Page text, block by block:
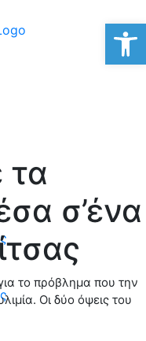
τα
σ’ένα
το πρόβλημα που την
Οι δύο όψεις του